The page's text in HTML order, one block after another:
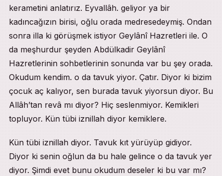
kerametini anlatırız. Eyvallâh. geliyor ya bir
kadıncağızın birisi, oğlu orada medresedeymiş. Ondan
sonra illa ki görüşmek istiyor Geylânî Hazretleri ile. O
da meşhurdur şeyden Abdülkadir Geylânî
Hazretlerinin sohbetlerinin sonunda var bu şey orada.
Okudum kendim. o da tavuk yiyor. Çatır. Diyor ki bizim
çocuk aç kalıyor, sen burada tavuk yiyorsun diyor. Bu
Allâh’tan revâ mı diyor? Hiç seslenmiyor. Kemikleri
topluyor. Kün tübi iznillah diyor kemiklere.
Kün tübi iznillah diyor. Tavuk kıt yürüyüp gidiyor.
Diyor ki senin oğlun da bu hale gelince o da tavuk yer
diyor. Şimdi evet bunu okudum deseler ki bu var mı?